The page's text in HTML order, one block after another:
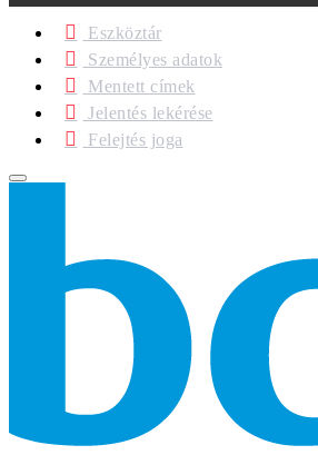
Eszköztár
Személyes adatok
Mentett címek
Jelentés lekérése
Felejtés joga